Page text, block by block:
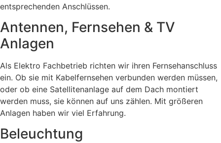
entsprechenden Anschlüssen.
Antennen, Fernsehen & TV
Anlagen
Als Elektro Fachbetrieb richten wir ihren Fernsehanschluss
ein. Ob sie mit Kabelfernsehen verbunden werden müssen,
oder ob eine Satellitenanlage auf dem Dach montiert
werden muss, sie können auf uns zählen. Mit größeren
Anlagen haben wir viel Erfahrung.
Beleuchtung